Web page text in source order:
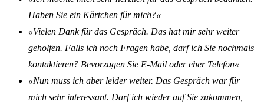
Haben Sie ein Kärtchen für mich?«
«Vielen Dank für das Gespräch. Das hat mir sehr weiter
geholfen. Falls ich noch Fragen habe, darf ich Sie nochmals
kontaktieren? Bevorzugen Sie E-Mail oder eher Telefon«
«Nun muss ich aber leider weiter. Das Gespräch war für
mich sehr interessant. Darf ich wieder auf Sie zukommen,